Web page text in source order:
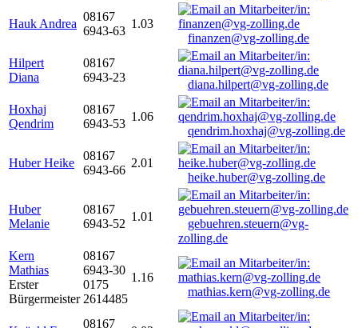
Hauk Andrea
08167
6943-63
1.03
finanzen@vg-zolling.de
Hilpert
Diana
08167
6943-23
diana.hilpert@vg-zolling.de
Hoxhaj
Qendrim
08167
6943-53
1.06
qendrim.hoxhaj@vg-zolling.de
Huber Heike
08167
6943-66
2.01
heike.huber@vg-zolling.de
Huber
Melanie
08167
6943-52
1.01
gebuehren.steuern@vg-
zolling.de
Kern
Mathias
Erster
Bürgermeister
08167
6943-30
0175
2614485
1.16
mathias.kern@vg-zolling.de
08167